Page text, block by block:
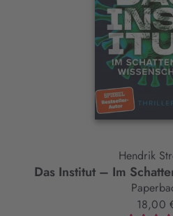
Hendrik
Das Institut – Im
18,00